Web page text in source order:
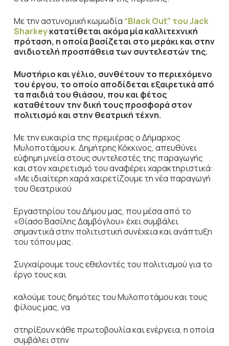
Με την αστυνομική κωμωδία “Black Out” του Jack
Sharkeyκατατίθεται ακόμα μία καλλιτεχνική
πρόταση, η οποία βασίζεται στο μεράκι και στην
ανιδιοτελή προσπάθεια των συντελεστών της.
Μυστήριο και γέλιο, συνθέτουν το περιεχόμενο
του έργου, το οποίο αποδίδεται εξαιρετικά από
τα παιδιά του θιάσου, που και φέτος
καταθέτουν την δική τους προσφορά στον
πολιτισμό και στην θεατρική τέχνη.
Με την ευκαιρία της πρεμιέρας ο Δήμαρχος
Μυλοποτάμου κ. Δημήτρης Κόκκινος, απευθύνει
εύφημη μνεία στους συντελεστές της παραγωγής
και στον χαιρετισμό του αναφέρει χαρακτηριστικά:
«Με ιδιαίτερη χαρά χαιρετίζουμε τη νέα παραγωγή
του Θεατρικού
Εργαστηρίου του Δήμου μας, που μέσα από το
«Θίασο Βασίλης Δαμβόγλου» έχει συμβάλει
σημαντικά στην πολιτιστική συνέχεια και ανάπτυξη
του τόπου μας.
Συγχαίρουμε τους εθελοντές του πολιτισμού για το
έργο τους και
καλούμε τους δημότες του Μυλοποτάμου και τους
φίλους μας, να
στηρίξουν κάθε πρωτοβουλία και ενέργεια, η οποία
συμβάλει στην